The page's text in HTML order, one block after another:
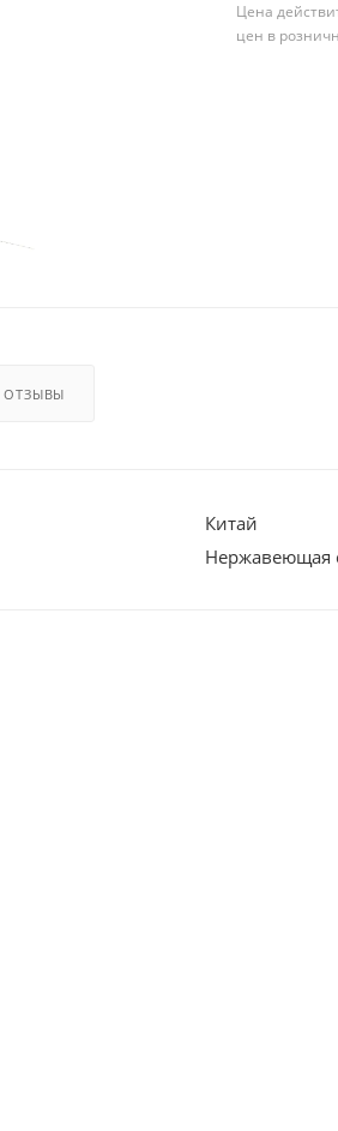
Цена
цен в
ОТЗЫВЫ
Китай
Нержавеющая